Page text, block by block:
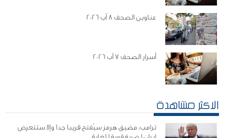
عناوين الصحف 8 آب 2026
أسرار الصحف 7 آب 2026
الاكثر مشاهدة
ترامب: مضيق هرمز سيُفتح قريبا جدا وإلا ستتعرض